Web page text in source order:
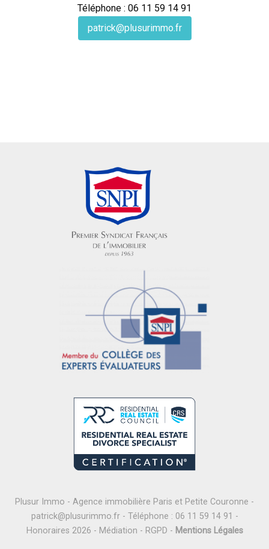
Téléphone : 06 11 59 14 91
patrick@plusurimmo.fr
Plusur Immo - Agence immobilière Paris et Petite Couronne -
patrick@plusurimmo.fr- Téléphone : 06 11 59 14 91 -
Honoraires 2026 - Médiation - RGPD - Mentions Légales